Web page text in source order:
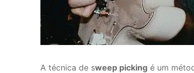
A técnica de sweep picking é um